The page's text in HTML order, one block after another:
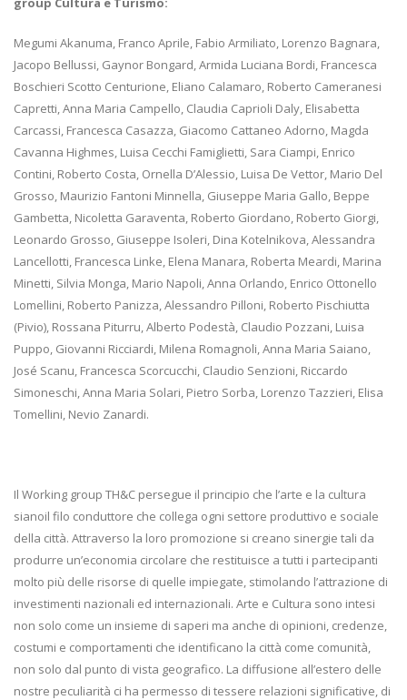
Megumi Akanuma, Franco Aprile, Fabio Armiliato, Lorenzo Bagnara,
Jacopo Bellussi, Gaynor Bongard, Armida Luciana Bordi, Francesca
Boschieri Scotto Centurione, Eliano Calamaro, Roberto Cameranesi
Capretti, Anna Maria Campello, Claudia Caprioli Daly, Elisabetta
Carcassi, Francesca Casazza, Giacomo Cattaneo Adorno, Magda
Cavanna Highmes, Luisa Cecchi Famiglietti, Sara Ciampi, Enrico
Contini, Roberto Costa, Ornella D’Alessio, Luisa De Vettor, Mario Del
Grosso, Maurizio Fantoni Minnella, Giuseppe Maria Gallo, Beppe
Gambetta, Nicoletta Garaventa, Roberto Giordano, Roberto Giorgi,
Leonardo Grosso, Giuseppe Isoleri, Dina Kotelnikova, Alessandra
Lancellotti, Francesca Linke, Elena Manara, Roberta Meardi, Marina
Minetti, Silvia Monga, Mario Napoli, Anna Orlando, Enrico Ottonello
Lomellini, Roberto Panizza, Alessandro Pilloni, Roberto Pischiutta
(Pivio), Rossana Piturru, Alberto Podestà, Claudio Pozzani, Luisa
Puppo, Giovanni Ricciardi, Milena Romagnoli, Anna Maria Saiano,
José Scanu, Francesca Scorcucchi, Claudio Senzioni, Riccardo
Simoneschi, Anna Maria Solari, Pietro Sorba, Lorenzo Tazzieri, Elisa
Tomellini, Nevio Zanardi.
Il Working group TH&C persegue il principio che l’arte e la cultura
sianoil filo conduttore che collega ogni settore produttivo e sociale
della città. Attraverso la loro promozione si creano sinergie tali da
produrre un’economia circolare che restituisce a tutti i partecipanti
molto più delle risorse di quelle impiegate, stimolando l’attrazione di
investimenti nazionali ed internazionali. Arte e Cultura sono intesi
non solo come un insieme di saperi ma anche di opinioni, credenze,
costumi e comportamenti che identificano la città come comunità,
non solo dal punto di vista geografico. La diffusione all’estero delle
nostre peculiarità ci ha permesso di tessere relazioni significative, di